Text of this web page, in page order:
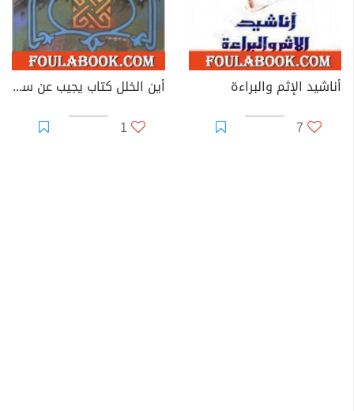
أناشيد الإثم والبراءة
7
أين الخلل كتاب يجيب عن سؤال عمره 200 عام
1